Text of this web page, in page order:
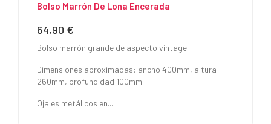
Bolso Marrón De Lona Encerada
Precio
64,90 €
Bolso marrón grande de aspecto vintage.
Dimensiones aproximadas: ancho 400mm, altura
260mm, profundidad 100mm
Ojales metálicos en...